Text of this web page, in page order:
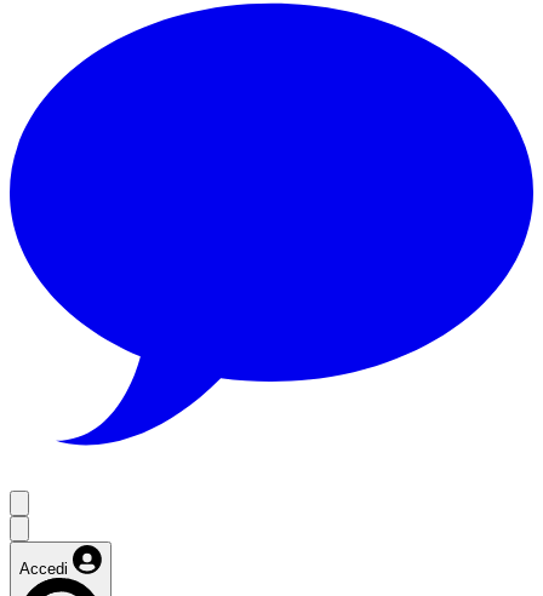
Accedi